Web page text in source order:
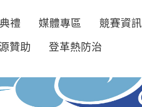
禮 媒體專區 競賽資訊
贊助 登革熱防治